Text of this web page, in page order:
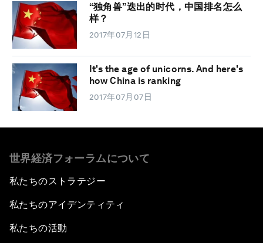
“独角兽”迭出的时代，中国排名怎么
样？
2017年07月12日
It's the age of unicorns. And here's
how China is ranking
2017年07月07日
世界経済フォーラムについて
私たちのストラテジー
私たちのアイデンティティ
私たちの活動